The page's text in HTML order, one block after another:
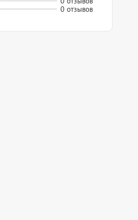
0 отзывов